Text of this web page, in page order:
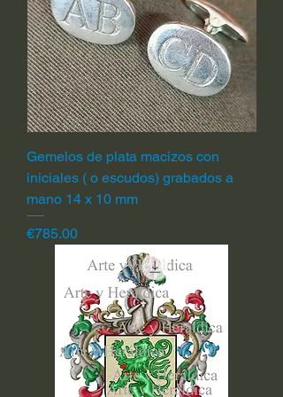
Gemelos de plata macizos con
iniciales ( o escudos) grabados a
mano 14 x 10 mm
Price
€785.00